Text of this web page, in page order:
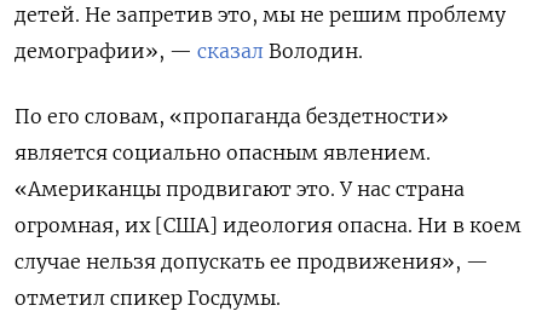
детей. Не запретив это, мы не решим проблему
демографии», — сказал Володин.
По его словам, «пропаганда бездетности»
является социально опасным явлением.
«Американцы продвигают это. У нас страна
огромная, их [США] идеология опасна. Ни в коем
случае нельзя допускать ее продвижения», —
отметил спикер Госдумы.